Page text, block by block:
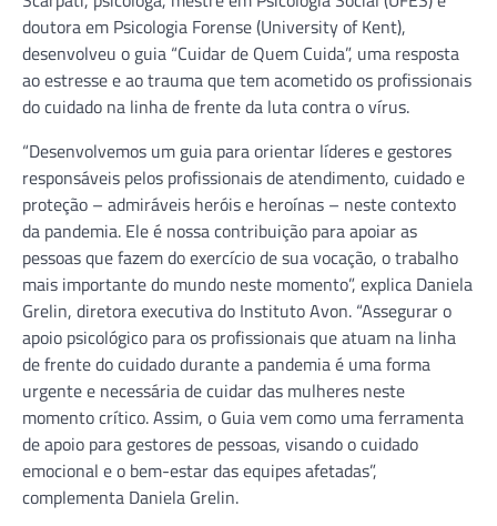
doutora em Psicologia Forense (University of Kent),
desenvolveu o guia “Cuidar de Quem Cuida”, uma resposta
ao estresse e ao trauma que tem acometido os profissionais
do cuidado na linha de frente da luta contra o vírus.
“Desenvolvemos um guia para orientar líderes e gestores
responsáveis pelos profissionais de atendimento, cuidado e
proteção – admiráveis heróis e heroínas – neste contexto
da pandemia. Ele é nossa contribuição para apoiar as
pessoas que fazem do exercício de sua vocação, o trabalho
mais importante do mundo neste momento”, explica Daniela
Grelin, diretora executiva do Instituto Avon. “Assegurar o
apoio psicológico para os profissionais que atuam na linha
de frente do cuidado durante a pandemia é uma forma
urgente e necessária de cuidar das mulheres neste
momento crítico. Assim, o Guia vem como uma ferramenta
de apoio para gestores de pessoas, visando o cuidado
emocional e o bem-estar das equipes afetadas”,
complementa Daniela Grelin.